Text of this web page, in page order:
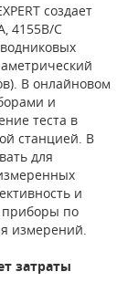
создает
4155B/C
В онлайновом
и
теста в
станцией. В
для
и
приборы по
измерений.
затраты